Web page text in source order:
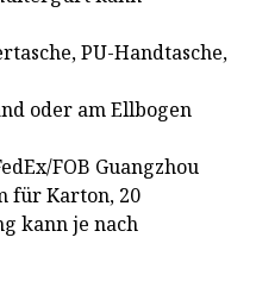
PU-Handtasche,
oder am Ellbogen
FOB Guangzhou
für Karton, 20
kann je nach